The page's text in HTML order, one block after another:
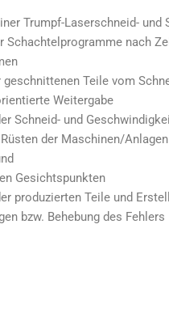
Trumpf-Laserschneid- und
Schachtelprogramme nach
geschnittenen Teile vom
Weitergabe
Schneid- und
der Maschinen/
Gesichtspunkten
produzierten Teile und
bzw. Behebung des Fehlers